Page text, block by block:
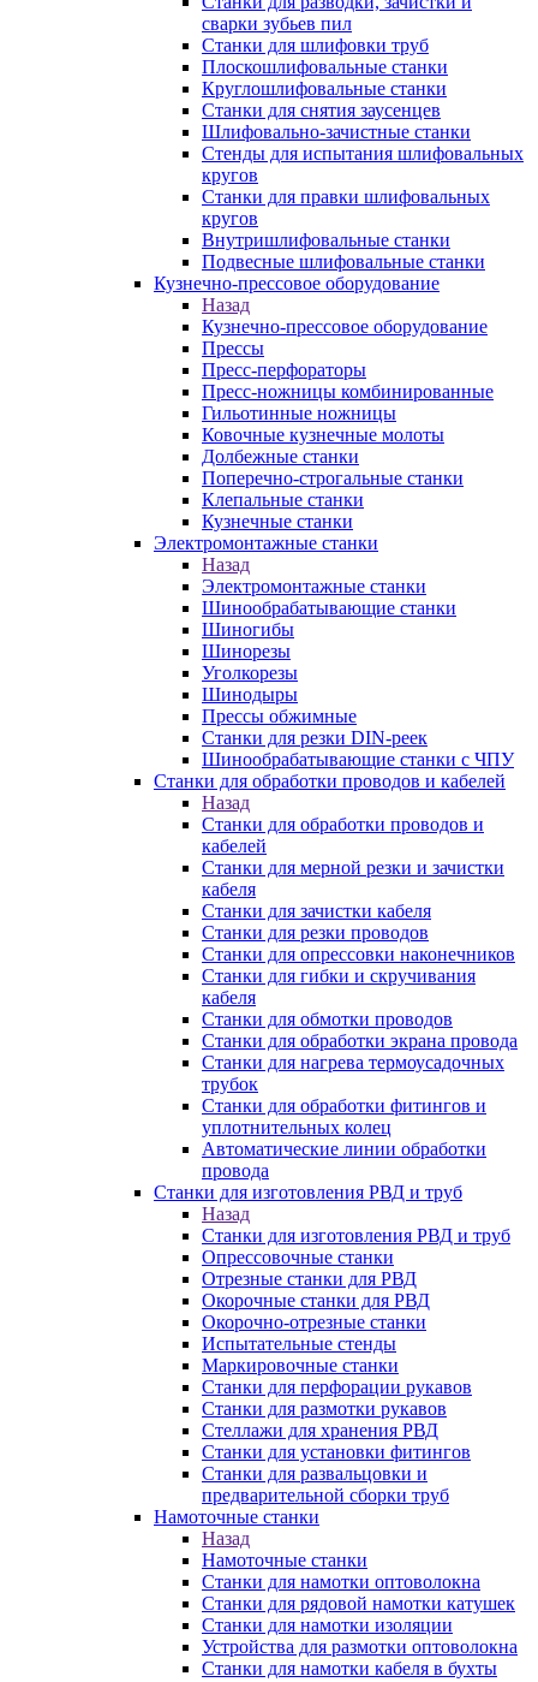
сварки зубьев пил
Станки для шлифовки труб
Плоскошлифовальные станки
Круглошлифовальные станки
Станки для снятия заусенцев
Шлифовально-зачистные станки
Стенды для испытания шлифовальных
кругов
Станки для правки шлифовальных
кругов
Внутришлифовальные станки
Подвесные шлифовальные станки
Кузнечно-прессовое оборудование
Назад
Кузнечно-прессовое оборудование
Прессы
Пресс-перфораторы
Пресс-ножницы комбинированные
Гильотинные ножницы
Ковочные кузнечные молоты
Долбежные станки
Поперечно-строгальные станки
Клепальные станки
Кузнечные станки
Электромонтажные станки
Назад
Электромонтажные станки
Шинообрабатывающие станки
Шиногибы
Шинорезы
Уголкорезы
Шинодыры
Прессы обжимные
Станки для резки DIN-реек
Шинообрабатывающие станки с ЧПУ
Станки для обработки проводов и кабелей
Назад
Станки для обработки проводов и
кабелей
Станки для мерной резки и зачистки
кабеля
Станки для зачистки кабеля
Станки для резки проводов
Станки для опрессовки наконечников
Станки для гибки и скручивания
кабеля
Станки для обмотки проводов
Станки для обработки экрана провода
Станки для нагрева термоусадочных
трубок
Станки для обработки фитингов и
уплотнительных колец
Автоматические линии обработки
провода
Станки для изготовления РВД и труб
Назад
Станки для изготовления РВД и труб
Опрессовочные станки
Отрезные станки для РВД
Окорочные станки для РВД
Окорочно-отрезные станки
Испытательные стенды
Маркировочные станки
Станки для перфорации рукавов
Станки для размотки рукавов
Стеллажи для хранения РВД
Станки для установки фитингов
Станки для развальцовки и
предварительной сборки труб
Намоточные станки
Назад
Намоточные станки
Станки для намотки оптоволокна
Станки для рядовой намотки катушек
Станки для намотки изоляции
Устройства для размотки оптоволокна
Станки для намотки кабеля в бухты